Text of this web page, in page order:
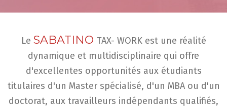
Le SABATINO TAX- WORK est une réalité
dynamique et multidisciplinaire qui offre
d'excellentes opportunités aux étudiants
titulaires d'un Master spécialisé, d'un MBA ou d'un
doctorat, aux travailleurs indépendants qualifiés,